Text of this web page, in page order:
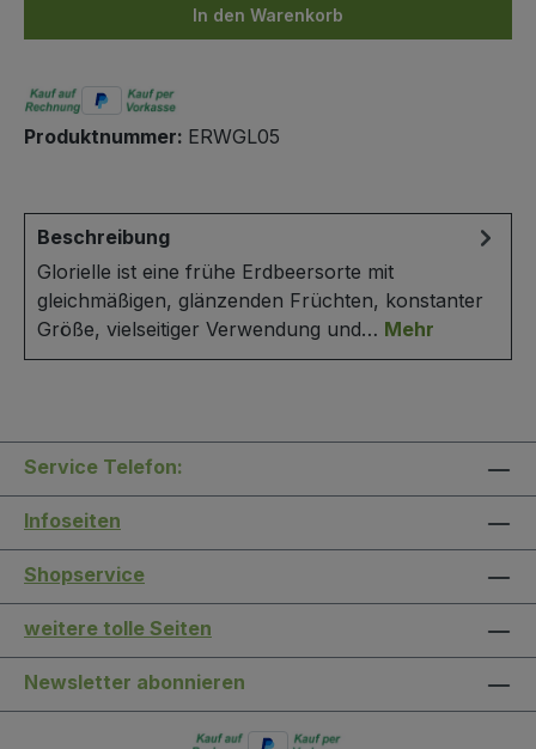
In den Warenkorb
Produktnummer: ERWGL05
Beschreibung
Glorielle ist eine frühe Erdbeersorte mit
gleichmäßigen, glänzenden Früchten, konstanter
Größe, vielseitiger Verwendung und… Mehr
Service Telefon:
Infoseiten
Shopservice
weitere tolle Seiten
Newsletter abonnieren